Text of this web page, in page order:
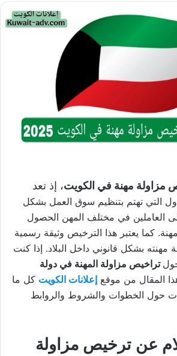
مزاولة مهنة في الكويت، إذ تعد
التي تهتم بتنظيم سوق العمل بشكل
العاملين في مختلف المهن الحصول
كما يعتبر هذا الترخيص وثيقة رسمية
بشكل قانوني داخل البلاد. إذا كنت
تراخيص مزاولة المهنة في دولة
المقال من موقع إعلانات الكويت كل ما
حول الخطوات والشروط والروابط
عن ترخيص مزاولة